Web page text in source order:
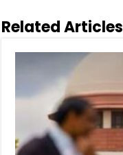
Related Articles